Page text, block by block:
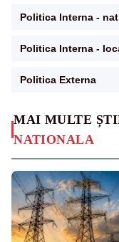
MAI MULTE
NATIONALA
Politica Interna -
Politica Interna -
Politica Externa